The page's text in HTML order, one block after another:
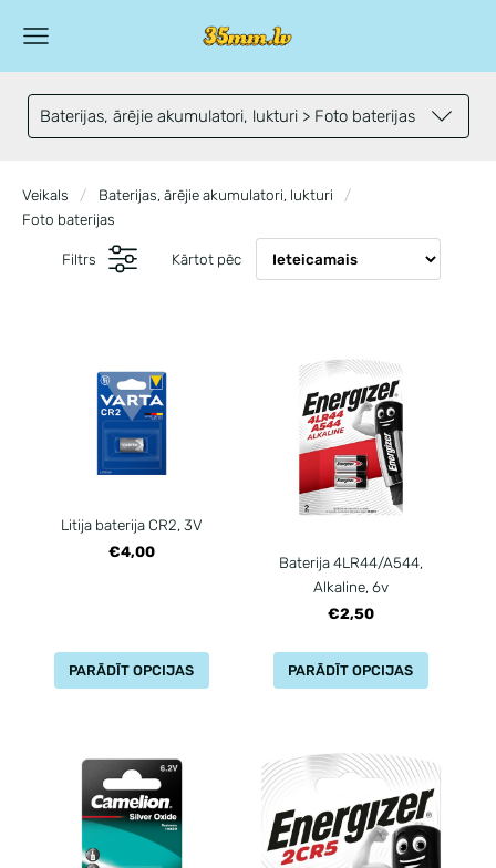
Baterijas, ārējie akumulatori, lukturi > Foto baterijas
Veikals
Baterijas, ārējie akumulatori, lukturi
Foto baterijas
Filtrs Kārtot pēc
Litija baterija CR2, 3V
€4,00
PARĀDĪT OPCIJAS
Baterija 4LR44/A544,
Alkaline, 6v
€2,50
PARĀDĪT OPCIJAS